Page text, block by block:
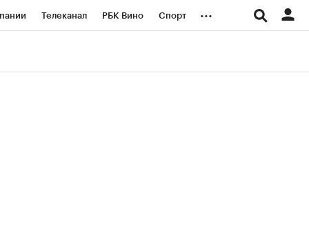
Телеканал РБК Вино Спорт ...